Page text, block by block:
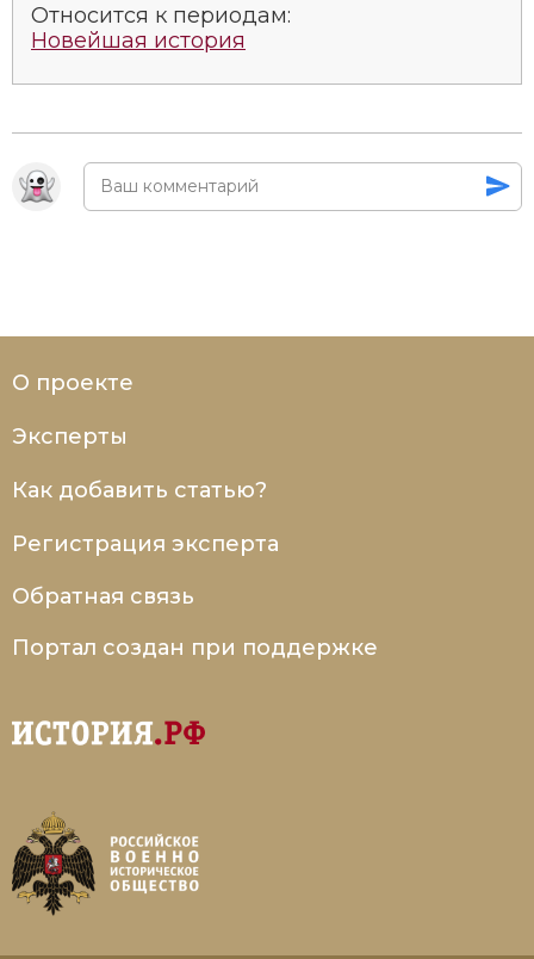
Относится к периодам:
Новейшая история
О проекте
Эксперты
Как добавить статью?
Регистрация эксперта
Обратная связь
Портал создан при поддержке